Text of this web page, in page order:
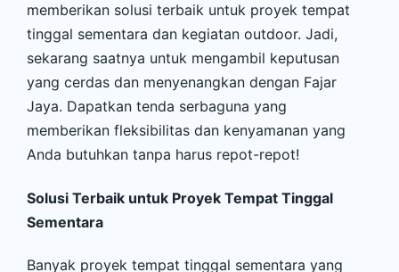
memberikan solusi terbaik untuk proyek tempat
tinggal sementara dan kegiatan outdoor. Jadi,
sekarang saatnya untuk mengambil keputusan
yang cerdas dan menyenangkan dengan Fajar
Jaya. Dapatkan tenda serbaguna yang
memberikan fleksibilitas dan kenyamanan yang
Anda butuhkan tanpa harus repot-repot!
Solusi Terbaik untuk Proyek Tempat Tinggal
Sementara
Banyak proyek tempat tinggal sementara yang